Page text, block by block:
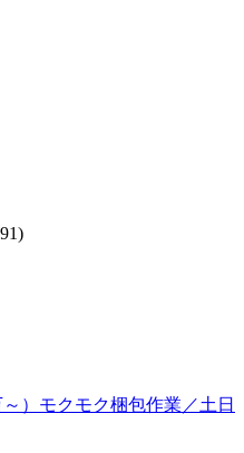
）モクモク梱包作業／土日